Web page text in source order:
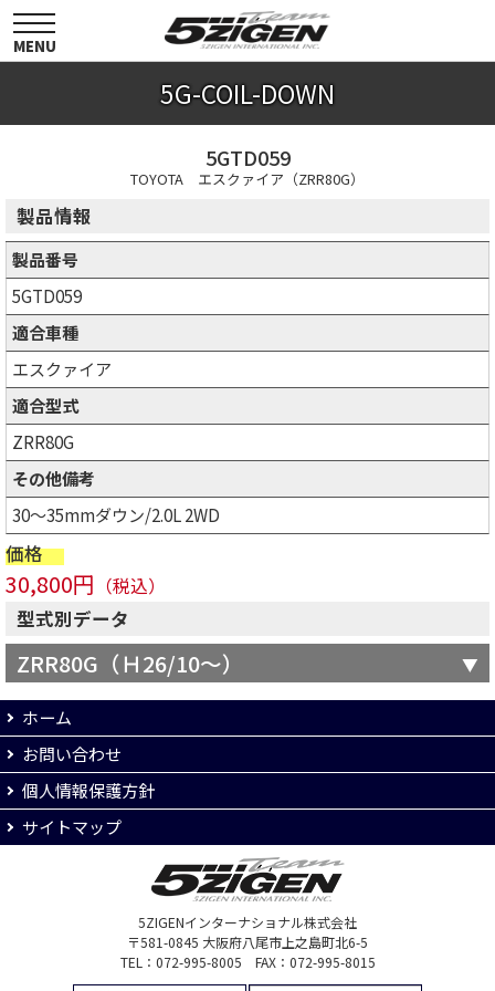
toggle
navigation
MENU
5G-COIL-DOWN
5GTD059
TOYOTA エスクァイア（ZRR80G）
製品情報
製品番号
5GTD059
適合車種
エスクァイア
適合型式
ZRR80G
その他備考
30～35mmダウン/2.0L 2WD
価格
30,800円 （税込）
型式別データ
ZRR80G（Ｈ26/10～）
ホーム
お問い合わせ
個人情報保護方針
サイトマップ
5ZIGENインターナショナル株式会社
〒581-0845 大阪府八尾市上之島町北6-5
TEL：072-995-8005 FAX：072-995-8015